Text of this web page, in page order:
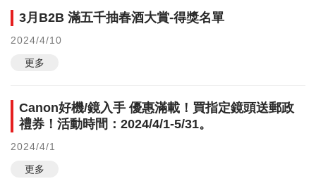
3月B2B 滿五千抽春酒大賞-得獎名單
2024/4/10
更多
Canon好機/鏡入手 優惠滿載！買指定鏡頭送郵政
禮券！活動時間：2024/4/1-5/31。
2024/4/1
更多